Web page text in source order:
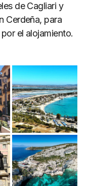
de Cagliari y
Cerdeña, para
el alojamiento.